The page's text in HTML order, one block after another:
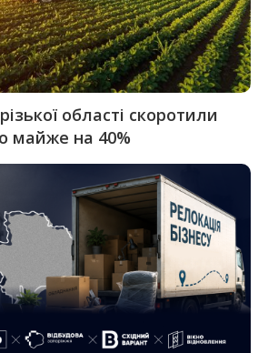
області скоротили
майже на 40%